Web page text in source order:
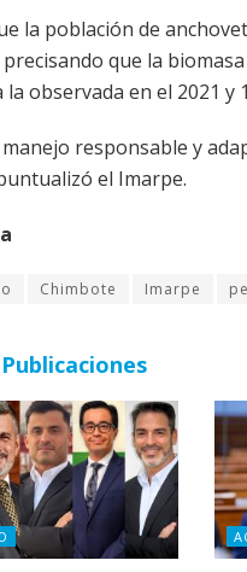
la población de
precisando que la
la observada en el 2021
manejo responsable y
el Imarpe.
Chimbote Imarpe
Publicaciones